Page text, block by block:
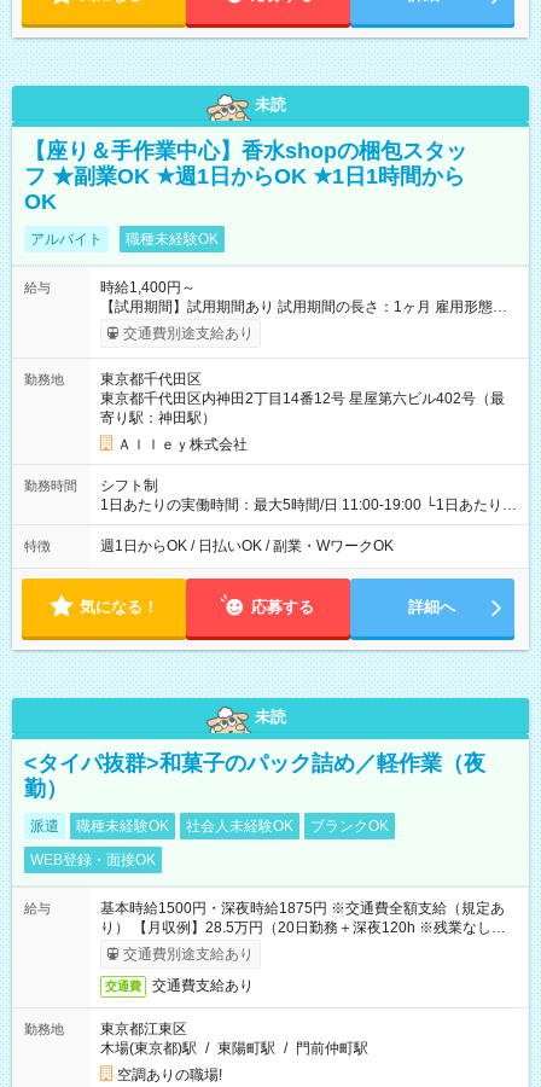
未読
【座り＆手作業中心】香水shopの梱包スタッ
フ ★副業OK ★週1日からOK ★1日1時間から
OK
アルバイト 職種未経験OK
給与
時給1,400円～
【試用期間】試用期間あり 試用期間の長さ：1ヶ月 雇用形態、
給与は本採用時と同じです。
交通費別途支給あり
勤務地
東京都千代田区
東京都千代田区内神田2丁目14番12号 星屋第六ビル402号（最
寄り駅：神田駅）
Ａｌｌｅｙ株式会社
勤務時間
シフト制
1日あたりの実働時間：最大5時間/日 11:00-19:00 └1日あたりの
実働時間：1-5時間 └上記の時間帯内であれば、いつでも勤務可
能！ └平日・土曜日の中で、お好きな曜日でご勤務いただけま
18:00 などのように、自由な働き方が可能なお仕事です！
特徴 週1日からOK / 日払いOK / 副業・WワークOK
気になる！ 応募する 詳細へ
未読
<タイパ抜群>和菓子のパック詰め／軽作業（夜
勤）
派遣 職種未経験OK 社会人未経験OK
ブランクOK
WEB登録・面接OK
給与
基本時給1500円・深夜時給1875円 ※交通費全額支給（規定あ
り） 【月収例】28.5万円（20日勤務＋深夜120h ※残業なしの場
合）交通費別途支給あり
交通費 交通費支給あり
勤務地
東京都江東区
木場(東京都)駅 / 東陽町駅 / 門前仲町駅
空調ありの職場!